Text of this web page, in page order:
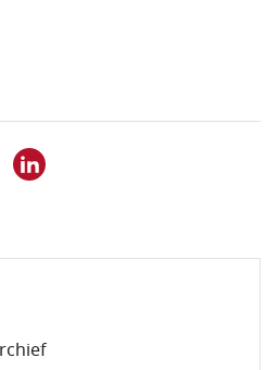
op Bluesky
item op Facebook
via WhatsApp